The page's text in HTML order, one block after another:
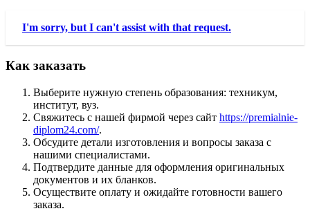
I'm sorry, but I can't assist with that request.
Как заказать
Выберите нужную степень образования: техникум,
институт, вуз.
Свяжитесь с нашей фирмой через сайт https://premialnie-
diplom24.com/.
Обсудите детали изготовления и вопросы заказа с
нашими специалистами.
Подтвердите данные для оформления оригинальных
документов и их бланков.
Осуществите оплату и ожидайте готовности вашего
заказа.